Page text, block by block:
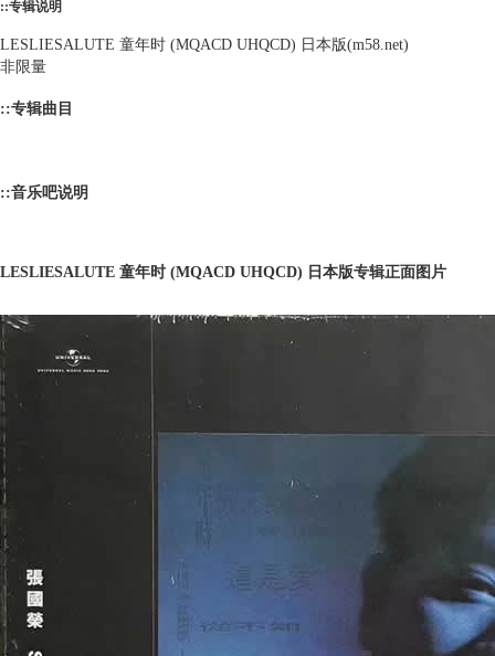
::专辑说明
LESLIESALUTE 童年时 (MQACD UHQCD) 日本版(m58.net)
非限量
::专辑曲目
::音乐吧说明
LESLIESALUTE 童年时 (MQACD UHQCD) 日本版专辑正面图片